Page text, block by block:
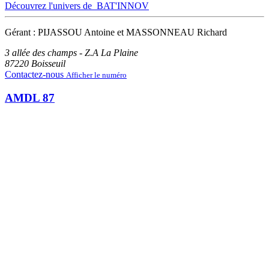
Découvrez l'univers de BAT'INNOV
Gérant : PIJASSOU Antoine et MASSONNEAU Richard
3 allée des champs - Z.A La Plaine
87220 Boisseuil
Contactez-nous Afficher le numéro
AMDL 87